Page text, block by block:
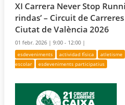
XI Carrera Never Stop
rindas’ – Circuit de
Ciutat de València 2026
01 febr. 2026 |9:00 - 12:00 |
esdeveniments actividad física atletisme
escolar
esdeveniments participatius